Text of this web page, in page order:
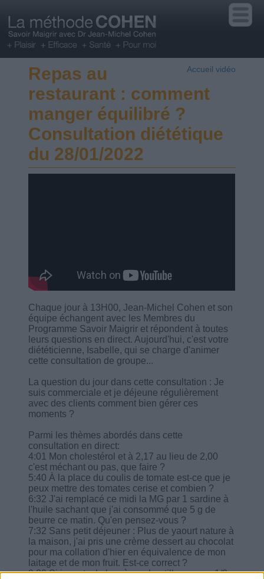
Accueil vidéo
Repas au
restaurant : comment
manger équilibré ?
Consultation diététique
du 28/01/2022
Chaque jour à 13H00, Jean-Michel Cohen et son
équipe échangent avec les Membres du
Programme Savoir Maigrir et répondent à toutes
leurs questions en direct. Aujourd'hui, c'est votre
diététicienne, Isabelle, qui se charge d'animer
cette consultation de groupe...
La question du jour dans cette consultation : Je
suis commerciale et je déjeune régulièrement
avec des clients comment bien gérer ces
moments ?
Parmi les thèmes abordés dans cette
consultation en direct:
4:01 Mon cholestérol et à 2,17 au lieu de 2,00
c'est méchant ou pas, que faire ?
5:40 À la place du coulis de tomate est-ce que je
peux mettre des tomates cerise et combien ?
6:32 J'ai remplacé ce midi la MG par 1 sardine à
l'huile sachant que j'ai consommé que 5 g de
beurre ce matin. Qu'en pensez-vous ?
7:32 Sans petit déjeuner : Plus de yaourt nature à
la maison, j'ai pris une crème dessert au chocolat
pour ma collation d'hier en équivalence de mon
laitage et de mon fruit. Est-ce correct ?
9:20 Si je mets de la crème chantilly sur une 1/2